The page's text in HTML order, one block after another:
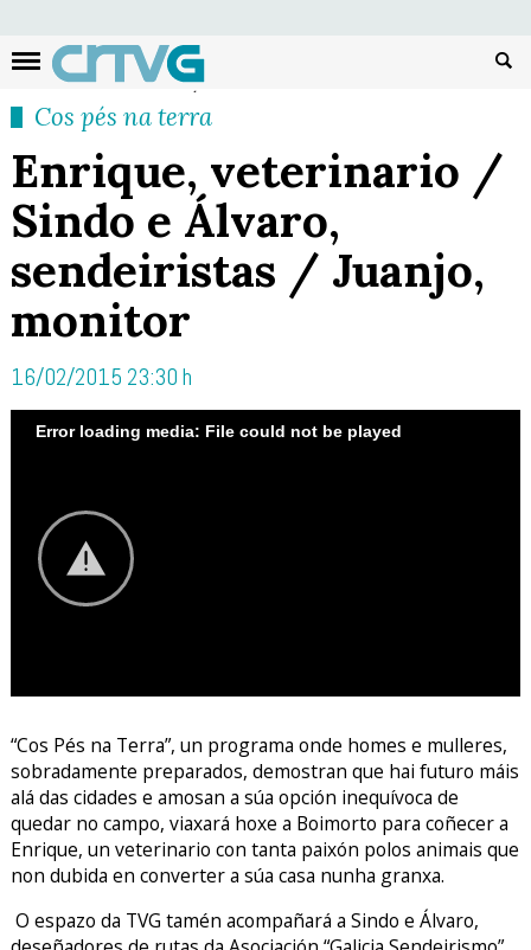
Cos pés na terra
Enrique, veterinario /
Sindo e Álvaro,
sendeiristas / Juanjo,
monitor
16/02/2015 23:30 h
Error loading media: File could not be played
“Cos Pés na Terra”, un programa onde homes e mulleres,
sobradamente preparados, demostran que hai futuro máis
alá das cidades e amosan a súa opción inequívoca de
quedar no campo, viaxará hoxe a Boimorto para coñecer a
Enrique, un veterinario con tanta paixón polos animais que
non dubida en converter a súa casa nunha granxa.
O espazo da TVG tamén acompañará a Sindo e Álvaro,